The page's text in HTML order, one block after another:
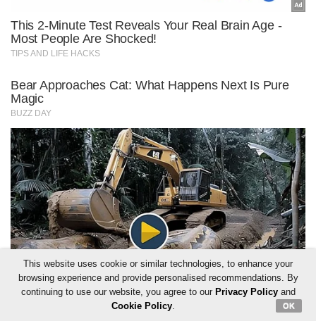
This website uses cookie or similar technologies, to enhance your
browsing experience and provide personalised recommendations. By
continuing to use our website, you agree to our Privacy Policyand
Cookie Policy. OK